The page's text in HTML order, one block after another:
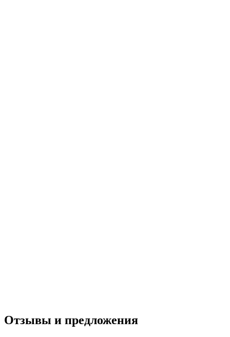
Отзывы и предложения